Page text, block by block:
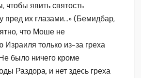
чтобы явить святость
пред их глазами…» (Бемидбар,
что Моше не
Израиля только из-за греха
было ничего кроме
Раздора, и нет здесь греха